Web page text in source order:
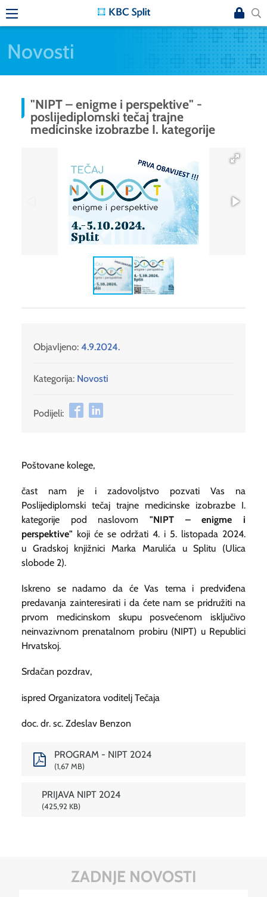
Novosti
"NIPT – enigme i perspektive" -
poslijediplomski tečaj trajne
medicinske izobrazbe I. kategorije
Objavljeno: 4.9.2024.
Kategorija: Novosti
Podijeli:
Poštovane kolege,
čast nam je i zadovoljstvo pozvati Vas na
Poslijediplomski tečaj trajne medicinske izobrazbe I.
kategorije pod naslovom "NIPT – enigme i
perspektive" koji će se održati 4. i 5. listopada 2024.
u Gradskoj knjižnici Marka Marulića u Splitu (Ulica
slobode 2).
Iskreno se nadamo da će Vas tema i predviđena
predavanja zainteresirati i da ćete nam se pridružiti na
prvom medicinskom skupu posvećenom isključivo
neinvazivnom prenatalnom probiru (NIPT) u Republici
Hrvatskoj.
Srdačan pozdrav,
ispred Organizatora voditelj Tečaja
doc. dr. sc. Zdeslav Benzon
PROGRAM - NIPT 2024
1,67 MB
PRIJAVA NIPT 2024
425,92 KB
ZADNJE NOVOSTI